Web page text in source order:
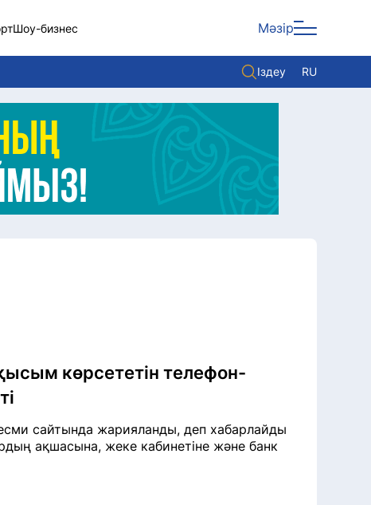
Шоу-бизнес Мәзір
Іздеу RU
Көзқарас
Видео
Әлем
көрсететін телефон-
сайтында жарияланды, деп хабарлайды
ақшасына, жеке кабинетіне және банк